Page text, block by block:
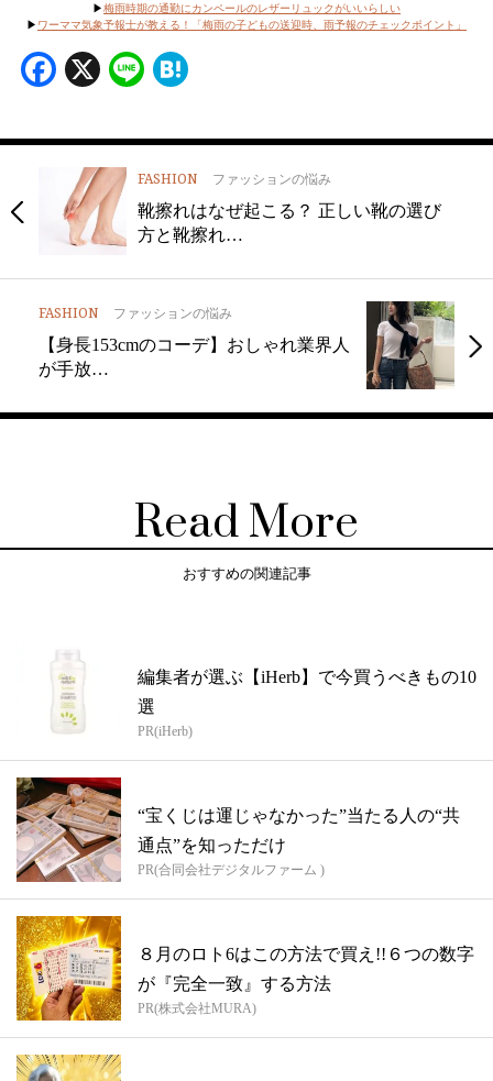
▶梅雨時期の通勤にカンペールのレザーリュックがいいらしい
▶ ワーママ気象予報士が教える！「梅雨の子どもの送迎時、雨予報のチェックポイント」
Facebook
X Line
FASHION ファッションの悩み
靴擦れはなぜ起こる？ 正しい靴の選び
方と靴擦れ…
FASHION ファッションの悩み
【身長153cmのコーデ】おしゃれ業界人
が手放…
Read More
おすすめの関連記事
編集者が選ぶ【iHerb】で今買うべきもの10
選
PR(iHerb)
“宝くじは運じゃなかった”当たる人の“共
通点”を知っただけ
PR(合同会社デジタルファーム )
８月のロト6はこの方法で買え!!６つの数字
が『完全一致』する方法
PR(株式会社MURA)